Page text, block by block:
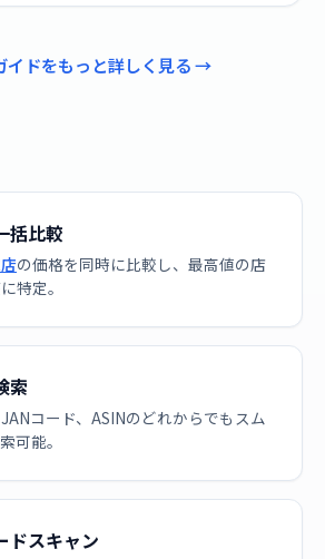
イドをもっと詳しく見る →
括比較
の価格を同時に比較し、最高値の店
特定。
索
コード、ASINのどれからでもスム
可能。
ドスキャン